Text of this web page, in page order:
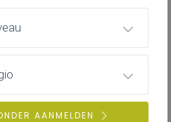
naar
hierbij, die je
bij de
leerling met een
AANMELDEN